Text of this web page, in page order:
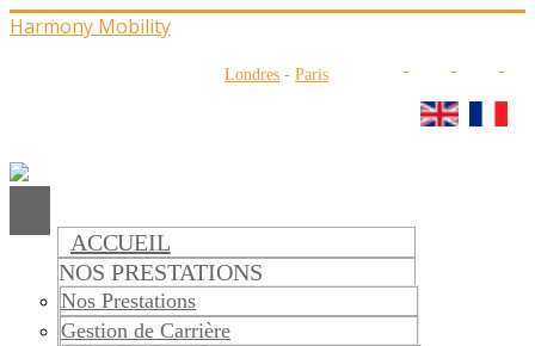
Harmony Mobility
Londres - Paris
ACCUEIL
NOS PRESTATIONS
Nos Prestations
Gestion de Carrière